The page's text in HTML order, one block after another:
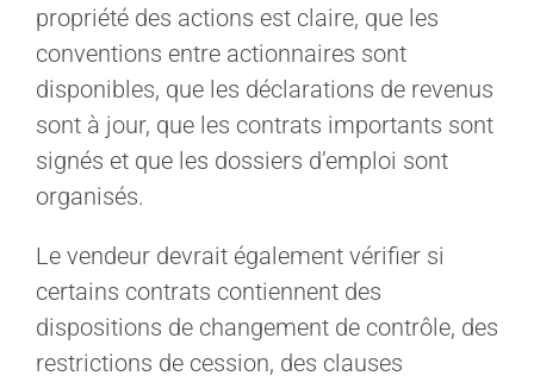
propriété des actions est claire, que les
conventions entre actionnaires sont
disponibles, que les déclarations de revenus
sont à jour, que les contrats importants sont
signés et que les dossiers d’emploi sont
organisés.
Le vendeur devrait également vérifier si
certains contrats contiennent des
dispositions de changement de contrôle, des
restrictions de cession, des clauses